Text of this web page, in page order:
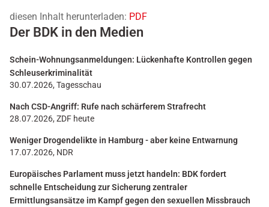
diesen Inhalt herunterladen: PDF
Der BDK in den Medien
Schein-Wohnungsanmeldungen: Lückenhafte Kontrollen gegen
Schleuserkriminalität
30.07.2026, Tagesschau
Nach CSD-Angriff: Rufe nach schärferem Strafrecht
28.07.2026, ZDF heute
Weniger Drogendelikte in Hamburg - aber keine Entwarnung
17.07.2026, NDR
Europäisches Parlament muss jetzt handeln: BDK fordert
schnelle Entscheidung zur Sicherung zentraler
Ermittlungsansätze im Kampf gegen den sexuellen Missbrauch